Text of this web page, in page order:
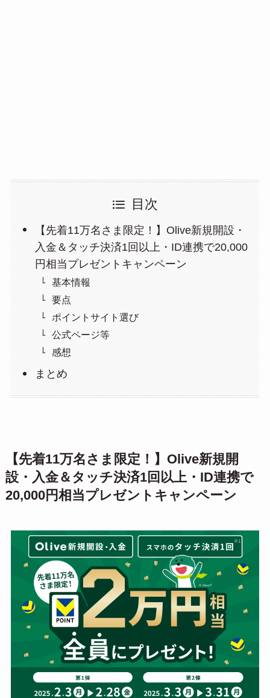
目次
【先着11万名さま限定！】Olive新規開設・
入金＆タッチ決済1回以上・ID連携で20,000
円相当プレゼントキャンペーン
基本情報
要点
ポイントサイト選び
公式ページ等
感想
まとめ
【先着11万名さま限定！】Olive新規開
設・入金＆タッチ決済1回以上・ID連携で
20,000円相当プレゼントキャンペーン